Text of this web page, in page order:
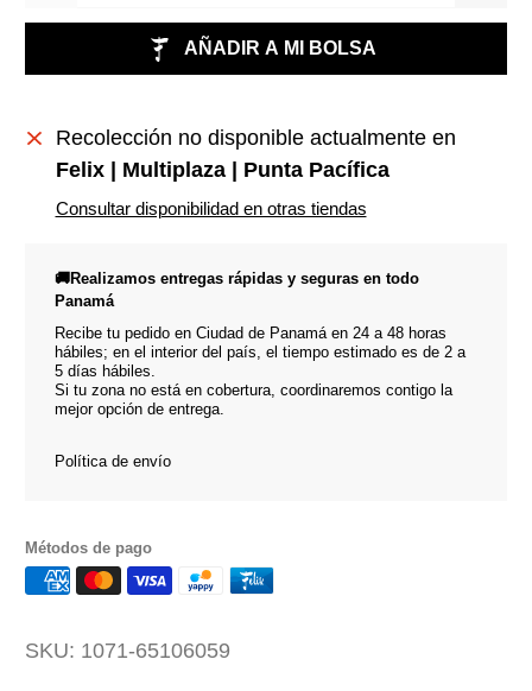
AÑADIR A MI BOLSA
Recolección no disponible actualmente en
Felix | Multiplaza | Punta Pacífica
Consultar disponibilidad en otras tiendas
🚚Realizamos entregas rápidas y seguras en todo
Panamá
Recibe tu pedido en Ciudad de Panamá en 24 a 48 horas
hábiles; en el interior del país, el tiempo estimado es de 2 a
5 días hábiles.
Si tu zona no está en cobertura, coordinaremos contigo la
mejor opción de entrega.
Política de envío
Métodos de pago
SKU: 1071-65106059